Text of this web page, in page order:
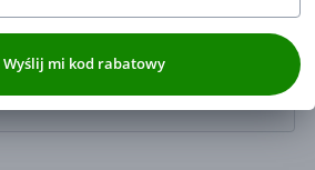
Współautor podcastu „Dealerzy po
moich danych osobowych
na wysyłanie kodu rabatowego, zgodnie
drogą elektroniczną.
jest Currency One S.A. z siedzibą
Wyślij mi kod rabatowy